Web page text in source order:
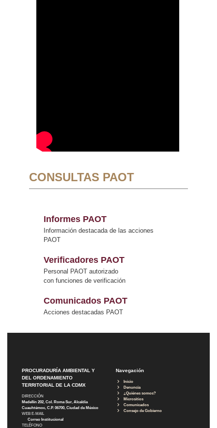
CONSULTAS PAOT
Informes PAOT
Información destacada de las acciones
PAOT
Verificadores PAOT
Personal PAOT autorizado
con funciones de verificación
Comunicados PAOT
Acciones destacadas PAOT
PROCURADURÍA AMBIENTAL Y
DEL ORDENAMIENTO
TERRITORIAL DE LA CDMX
DIRECCIÓN
Medellín 202, Col. Roma Sur, Alcaldía
Cuauhtémoc, C.P. 06700, Ciudad de México
WEB E-MAIL
Correo Institucional
TELÉFONO
Navegación
Inicio
Denuncia
¿Quiénes somos?
Micrositios
Comunicados
Consejo de Gobierno